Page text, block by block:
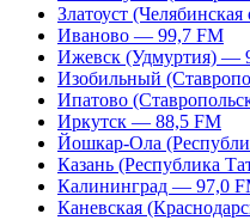
Златоуст
Иваново — 99,7 FM
Ижевск (Удмуртия) —
Изобильный
Ипатово
Иркутск — 88,5 FM
Йошкар-Ола
Казань (Республика
Калининград — 97,0
Каневская